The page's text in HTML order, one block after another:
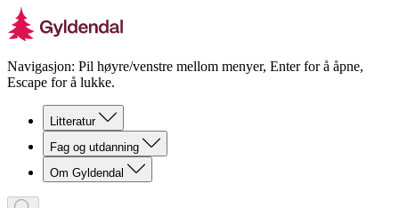
Navigasjon: Pil høyre/venstre mellom menyer, Enter for å åpne,
Escape for å lukke.
Litteratur
Fag og utdanning
Om Gyldendal